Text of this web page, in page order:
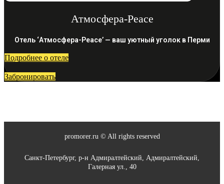
Атмосфера-Peace
Отель ‘Атмосфера-Peace’ — ваш уютный уголок в Перми
Подробнее о отеле
Забронировать
promorer.ru © All rights reserved
Санкт-Петербург, р-н Адмиралтейский, Адмиралтейский,
Галерная ул., 40